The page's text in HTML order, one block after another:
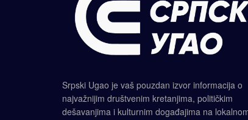
Srpski Ugao je vaš pouzdan izvor informacija o
najvažnijim društvenim kretanjima, političkim
dešavanjima i kulturnim događajima na